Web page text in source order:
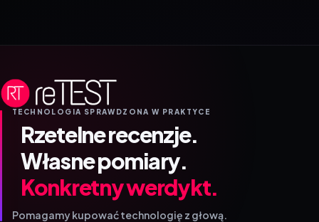
TECHNOLOGIA SPRAWDZONA W PRAKTYCE
Rzetelne recenzje.
Własne pomiary.
Konkretny werdykt.
Pomagamy kupować technologię z głową.